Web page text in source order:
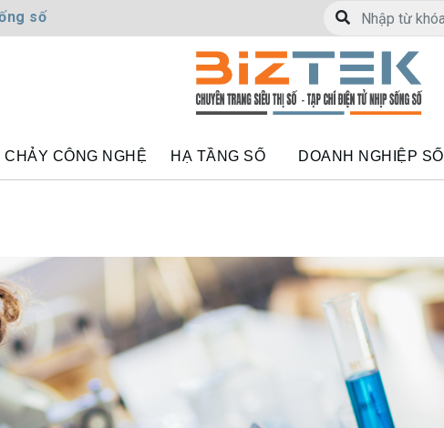
số
CHẢY CÔNG NGHỆ HẠ TẦNG SỐ DOANH NGHIỆP SỐ